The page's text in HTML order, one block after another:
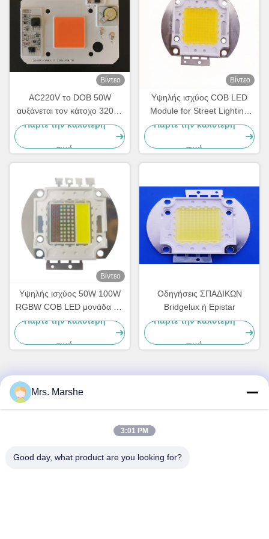
Βίντεο
AC220V το DOB 50W
αυξάνεται τον κάτοχο 3200k
78x55mm των ελαφριών
Πάρτε την καλύτερη
τιμή
Βίντεο
Υψηλής ισχύος COB LED
Module for Street Lighting
2700K-6500K COB LED
Light Source Κατασκευαστής
Πάρτε την καλύτερη
τιμή
Βίντεο
Υψηλής ισχύος 50W 100W
RGBW COB LED μονάδα για
επαγγελματικές λύσεις
Πάρτε την καλύτερη
τιμή
Οδηγήσεις ΣΠΑΔΙΚΩΝ
Bridgelux ή Epistar
Πάρτε την καλύτερη
τιμή
Γρήγορη επικοινωνία
Longxiang, περιοχή Longgang, Shenzhen, Κίνα 518172
Mrs. Marshe
3:01 PM
Good day, what product are you looking for?